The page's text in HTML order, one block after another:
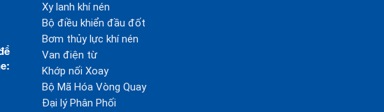
Xy lanh khí nén
Bộ điều khiển đầu đốt
Bơm thủy lực khí nén
Van điện từ
Khớp nối Xoay
Bộ Mã Hóa Vòng Quay
Đại lý Phân Phối